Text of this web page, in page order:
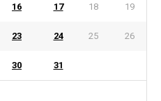
16 17 18 19
23 24 25 26
30 31